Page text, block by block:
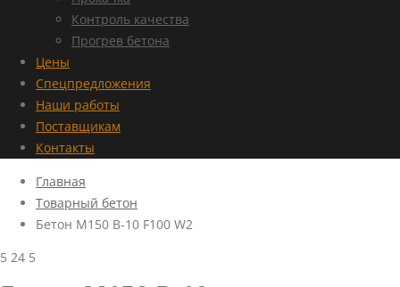
Контроль качества
Прогрев бетона
Цены
Спецпредложения
Наши работы
Поставщикам
Контакты
Главная
Товарный бетон
Бетон М150 В-10 F100 W2
5 24 5